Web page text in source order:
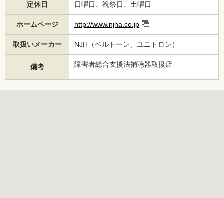
定休日 日曜日、祝祭日、土曜日
ホームページ http://www.njha.co.jp
取扱いメーカー NJH（ベルトーン、ユニトロン）
備考 障害者総合支援法補聴器取扱店